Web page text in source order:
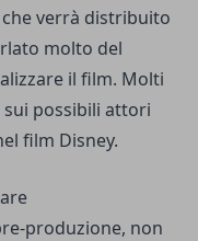
che verrà distribuito
molto del
il film. Molti
possibili attori
film Disney.
produzione, non